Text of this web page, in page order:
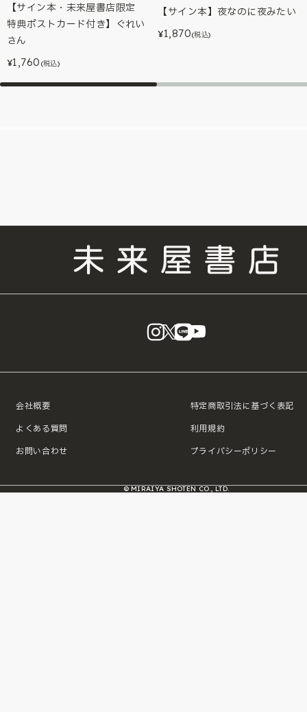
【サイン本・未来屋書店限定
特典ポストカード付き】ぐれい
さん
¥1,760 (税込)
【サイン本】夜なのに夜みたい
¥1,870(税込)
instagram
X LINE
会社概要
よくある質問
お問い合わせ
特定商取引法に基づく表記
利用規約
プライバシーポリシー
© MIRAIYA SHOTEN CO., LTD.